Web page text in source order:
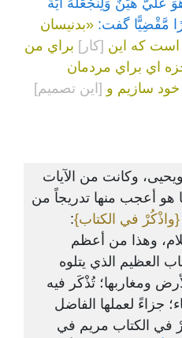
عَلَيَّ هَيِّنٌ وَلِنَجْعَلَهُ آيَةً
مَّقْضِيًّا گفت: «بدنيسان
است که اين [کار] براي من
اي براي مردمان
سازيم و [اين تصميم]
وكانت من الآيات
هو أعجب منها تدريجاً من
{واذْكُرْ في الكتاب}:
وهذا من أعظم
العظيم الذي يتلوه
ومغاربها؛ تُذْكَر فيه
جزاءً لعملها الفاضل
في الكتاب مريم في